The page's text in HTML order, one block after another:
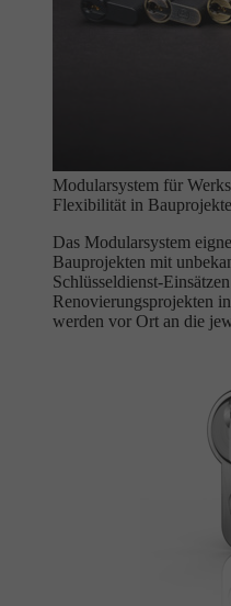
Modularsystem für
Flexibilität in
Das Modularsystem
Bauprojekten mit
Schlüsseldienst-
Renovierungsprojekten
werden vor Ort an die